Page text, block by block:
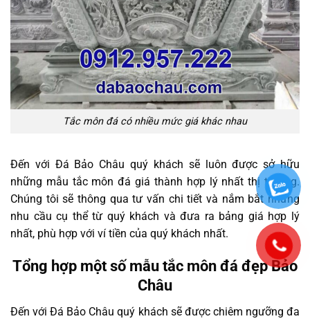
Tắc môn đá có nhiều mức giá khác nhau
Đến với Đá Bảo Châu quý khách sẽ luôn được sở hữu
những mẫu tắc môn đá giá thành hợp lý nhất thị trường.
Chúng tôi sẽ thông qua tư vấn chi tiết và nắm bắt những
nhu cầu cụ thể từ quý khách và đưa ra bảng giá hợp lý
nhất, phù hợp với ví tiền của quý khách nhất.
Tổng hợp một số mẫu tắc môn đá đẹp Bảo
Châu
Đến với Đá Bảo Châu quý khách sẽ được chiêm ngưỡng đa